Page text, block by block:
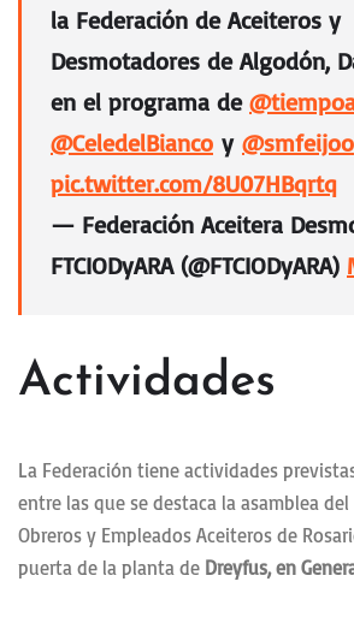
la Federación de Aceiteros y
Desmotadores de Algodón,
en el programa de
@CeledelBianco y @smfeijoo
pic.twitter.com/8U07HBqrtq
— Federación Aceitera
FTCIODyARA (@FTCIODyARA)
Actividades
La Federación tiene actividades
entre las que se destaca la asamblea
Obreros y Empleados Aceiteros de
puerta de la planta de Dreyfus, en